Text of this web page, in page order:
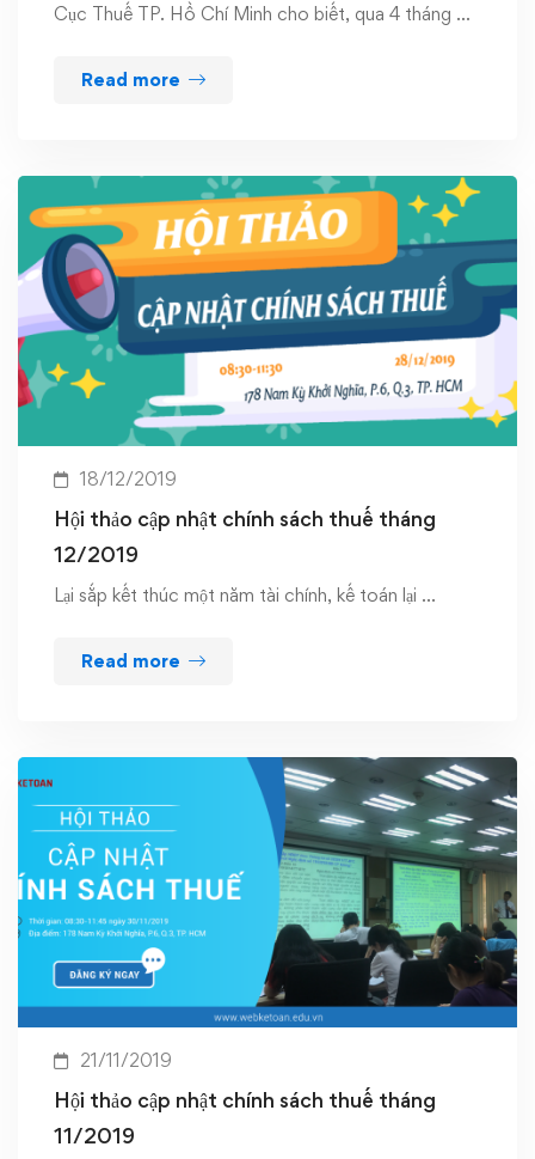
Cục Thuế TP. Hồ Chí Minh cho biết, qua 4 tháng …
Read more
18/12/2019
Hội thảo cập nhật chính sách thuế tháng
12/2019
Lại sắp kết thúc một năm tài chính, kế toán lại …
Read more
21/11/2019
Hội thảo cập nhật chính sách thuế tháng
11/2019